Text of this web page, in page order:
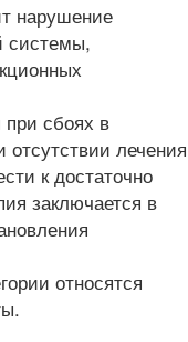
нарушение
системы,
сбоях в
лечения
к достаточно
заключается в
относятся